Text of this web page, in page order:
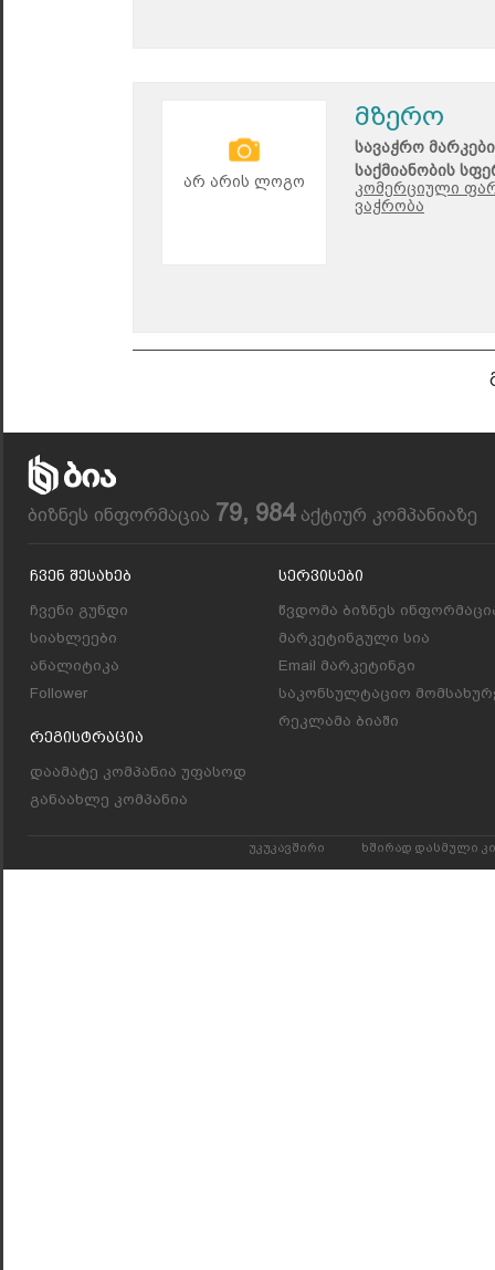
არ არის ლოგო
მზერო
სავაჭრო
საქმიანობის
კომერციული
ვაჭრობა
ბიზნეს ინფორმაცია 79, 984აქტიურ კომპანიაზე
Ჩვენ Შესახებ
ჩვენი გუნდი
სიახლეები
ანალიტიკა
Follower
Რეგისტრაცია
დაამატე კომპანია უფასოდ
განაახლე კომპანია
Სერვისები
წვდომა ბიზნეს
მარკეტინგული სია
Email მარკეტინგი
საკონსულტაციო
რეკლამა ბიაში
უკუკავშირი ხშირად დასმული